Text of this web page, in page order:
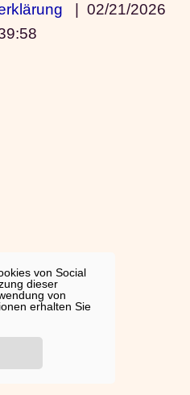
von Social
dieser
von
erhalten Sie
| 02/21/2026